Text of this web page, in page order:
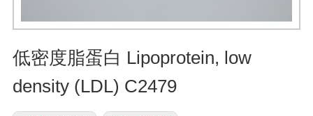
低密度脂蛋白 Lipoprotein, low
density (LDL) C2479